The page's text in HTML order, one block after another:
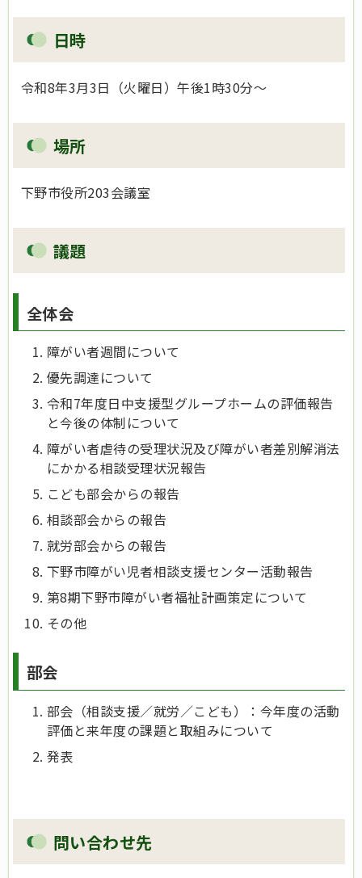
日時
令和8年3月3日（火曜日）午後1時30分～
場所
下野市役所203会議室
議題
全体会
障がい者週間について
優先調達について
令和7年度日中支援型グループホームの評価報告
と今後の体制について
障がい者虐待の受理状況及び障がい者差別解消法
にかかる相談受理状況報告
こども部会からの報告
相談部会からの報告
就労部会からの報告
下野市障がい児者相談支援センター活動報告
第8期下野市障がい者福祉計画策定について
その他
部会
部会（相談支援／就労／こども）：今年度の活動
評価と来年度の課題と取組みについて
発表
問い合わせ先